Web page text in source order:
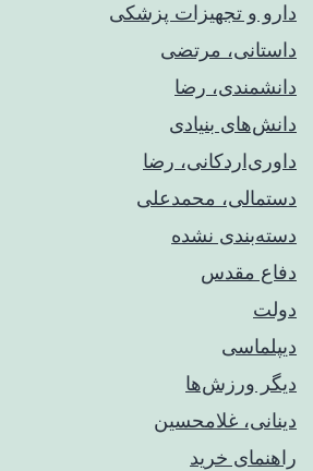
دارو و تجهیزات پزشکی
داستانی، مرتضی
دانشمندی، رضا
دانش‌های بنیادی
داوری‌اردکانی، رضا
دستمالی، محمدعلی
دسته‌بندی نشده
دفاع مقدس
دولت
دیپلماسی
دیگر ورزش‌ها
دینانی، غلامحسین
راهنمای خريد